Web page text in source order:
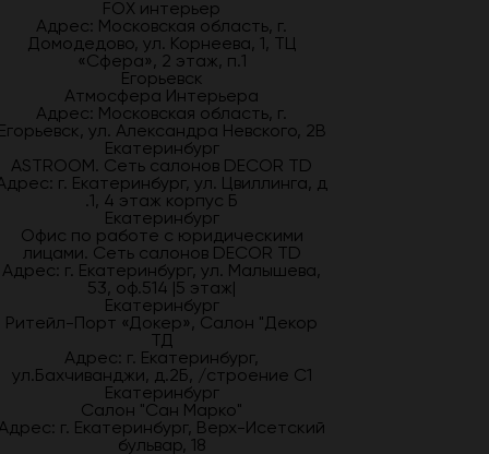
FOX интерьер
Адрес: Московская область, г.
Домодедово, ул. Корнеева, 1, ТЦ
«Сфера», 2 этаж, п.1
Егорьевск
Атмосфера Интерьера
Адрес: Московская область, г.
ул. Александра Невского, 2В
Екатеринбург
ASTROOM. Сеть салонов DECOR TD
г. Екатеринбург, ул. Цвиллинга, д
.1, 4 этаж корпус Б
Екатеринбург
Офис по работе с юридическими
лицами. Сеть салонов DECOR TD
Адрес: г. Екатеринбург, ул. Малышева,
53, оф.514 |5 этаж|
Екатеринбург
Ритейл-Порт «Докер», Салон "Декор
ТД
Адрес: г. Екатеринбург,
ул.Бахчиванджи, д.2Б, /строение С1
Екатеринбург
Салон "Сан Марко"
г. Екатеринбург, Верх-Исетский
бульвар, 18